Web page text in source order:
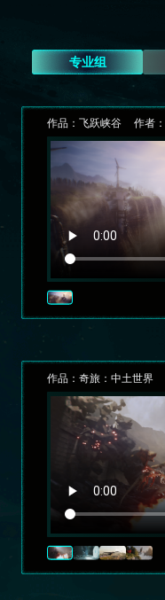
专业组
作品： 飞跃峡谷 作者：
作品： 奇旅：中土世界